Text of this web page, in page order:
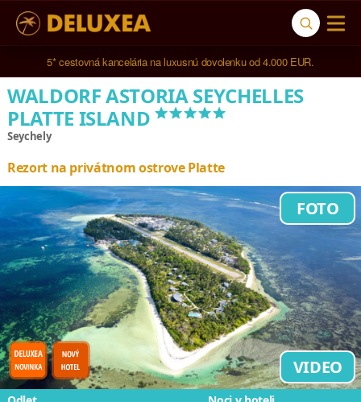
5* cestovná kancelária na luxusnú dovolenku od 4.000 EUR.
WALDORF ASTORIA SEYCHELLES
PLATTE ISLAND*****
Seychely
Rezort na privátnom ostrove Platte
FOTO
VIDEO